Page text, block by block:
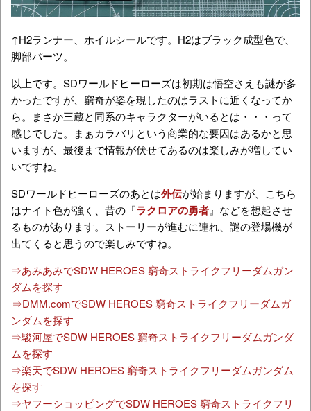
↑H2ランナー、ホイルシールです。H2はブラック成型色で、
脚部パーツ。
以上です。SDワールドヒーローズは初期は悟空さえも謎が多
かったですが、窮奇が姿を現したのはラストに近くなってか
ら。まさか三蔵と同系のキャラクターがいるとは・・・って
感じでした。まぁカラバリという商業的な要因はあるかと思
いますが、最後まで情報が伏せてあるのは楽しみが増してい
いですね。
SDワールドヒーローズのあとは外伝が始まりますが、こちら
はナイト色が強く、昔の『ラクロアの勇者』などを想起させ
るものがあります。ストーリーが進むに連れ、謎の登場機が
出てくると思うので楽しみですね。
⇒あみあみでSDW HEROES 窮奇ストライクフリーダムガン
ダムを探す
⇒DMM.comでSDW HEROES 窮奇ストライクフリーダムガ
ンダムを探す
⇒駿河屋でSDW HEROES 窮奇ストライクフリーダムガンダ
ムを探す
⇒楽天でSDW HEROES 窮奇ストライクフリーダムガンダム
を探す
⇒ヤフーショッピングでSDW HEROES 窮奇ストライクフリ